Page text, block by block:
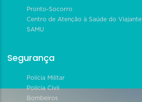
Pronto-Socorro
Centro de Atenção à Saúde do Viajante
SAMU
Segurança
Polícia Militar
Polícia Civil
Bombeiros